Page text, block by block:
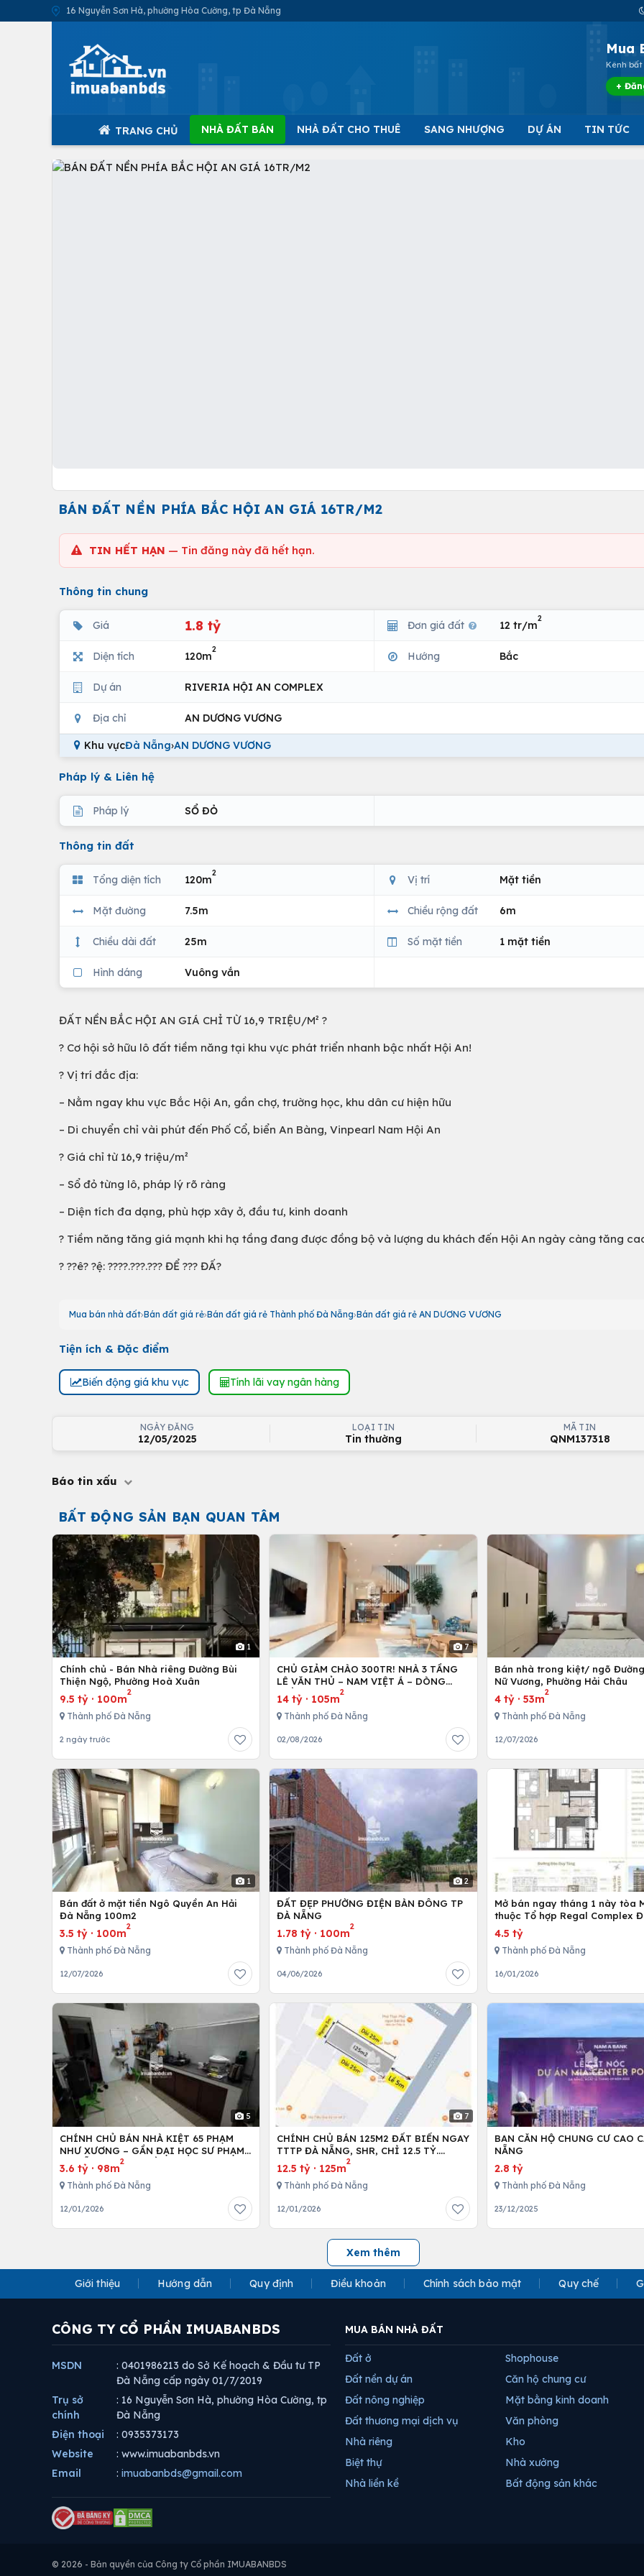
16 Nguyễn Sơn Hà, phường Hòa Cường, tp Đà Nẵng
Mua
Kênh
+
TRANG CHỦ NHÀ ĐẤT BÁN NHÀ ĐẤT CHO THUÊ SANG NHƯỢNG DỰ ÁN TIN TỨC
BÁN ĐẤT NỀN PHÍA BẮC HỘI AN GIÁ 16TR/M2
TIN HẾT HẠN — Tin đăng này đã hết hạn.
Thông tin chung
Giá 1.8 tỷ Đơn giá đất 12 tr/m
2
Diện tích 120m
2
Hướng Bắc
Dự án RIVERIA HỘI AN COMPLEX
Địa chỉ AN DƯƠNG VƯƠNG
Khu vựcĐà Nẵng›AN DƯƠNG VƯƠNG
Pháp lý & Liên hệ
Pháp lý SỔ ĐỎ
Thông tin đất
Tổng diện tích 120m
2
Vị trí Mặt tiền
Mặt đường 7.5m Chiều rộng đất 6m
Chiều dài đất 25m Số mặt tiền 1 mặt tiền
Hình dáng Vuông vắn
ĐẤT NỀN BẮC HỘI AN GIÁ CHỈ TỪ 16,9 TRIỆU/M² ?
? Cơ hội sở hữu lô đất tiềm năng tại khu vực phát triển nhanh bậc nhất Hội An!
? Vị trí đắc địa:
– Nằm ngay khu vực Bắc Hội An, gần chợ, trường học, khu dân cư hiện hữu
– Di chuyển chỉ vài phút đến Phố Cổ, biển An Bàng, Vinpearl Nam Hội An
? Giá chỉ từ 16,9 triệu/m²
– Sổ đỏ từng lô, pháp lý rõ ràng
– Diện tích đa dạng, phù hợp xây ở, đầu tư, kinh doanh
? Tiềm năng tăng giá mạnh khi hạ tầng đang được đồng bộ và lượng du khách đến Hội An ngày càng tăng
? ??ê? ?ệ: ????.???.??? ĐỂ ??? ĐẤ?
Mua bán nhà đất Bán đất giá rẻ Bán đất giá rẻ Thành phố Đà Nẵng Bán đất giá rẻ AN DƯƠNG VƯƠNG
Tiện ích & Đặc điểm
Biến động giá khu vực Tính lãi vay ngân hàng
NGÀY ĐĂNG
12/05/2025
LOẠI TIN
Tin thường
MÃ TIN
QNM137318
Báo tin xấu
BẤT ĐỘNG SẢN BẠN QUAN TÂM
1
Chính chủ - Bán Nhà riêng Đường Bùi
Thiện Ngộ, Phường Hoà Xuân
9.5 tỷ · 100m
2
Thành phố Đà Nẵng
2 ngày trước
7
CHỦ GIẢM CHÀO 300TR! NHÀ 3 TẦNG
LÊ VĂN THỦ – NAM VIỆT Á – DÒNG
TIỀN 40TR/THÁNG!
14 tỷ · 105m
2
Thành phố Đà Nẵng
02/08/2026
Bán nhà trong kiệt/ ngõ
Nữ Vương, Phường Hải Châu
4 tỷ· 53m
2
Thành phố Đà Nẵng
12/07/2026
1
Bán đất ở mặt tiền Ngô Quyền An Hải
Đà Nẵng 100m2
3.5 tỷ · 100m
2
Thành phố Đà Nẵng
12/07/2026
2
ĐẤT ĐẸP PHƯỜNG ĐIỆN BÀN ĐÔNG TP
ĐÀ NẴNG
1.78 tỷ · 100m
2
Thành phố Đà Nẵng
04/06/2026
Mở bán ngay tháng 1 này tòa
thuộc Tổ hợp Regal Complex
4.5 tỷ
Thành phố Đà Nẵng
16/01/2026
5
CHÍNH CHỦ BÁN NHÀ KIỆT 65 PHẠM
NHƯ XƯƠNG – GẦN ĐẠI HỌC SƯ PHẠM
ĐÀ NẴNG – MẶT TIỀN RỘNG 6M
3.6 tỷ · 98m
2
Thành phố Đà Nẵng
12/01/2026
7
CHÍNH CHỦ BÁN 125M2 ĐẤT BIỂN NGAY
TTTP ĐÀ NẴNG, SHR, CHỈ 12.5 TỶ.
LH:0779089999.
12.5 tỷ · 125m
2
Thành phố Đà Nẵng
12/01/2026
BAN CĂN HỘ CHUNG CƯ CAO
NẴNG
2.8 tỷ
Thành phố Đà Nẵng
23/12/2025
Xem thêm
Giới thiệu Hướng dẫn Quy định Điều khoản Chính sách bảo mật Quy chế
CÔNG TY CỔ PHẦN IMUABANBDS
MSDN
: 0401986213 do Sở Kế hoạch & Đầu tư TP
Đà Nẵng cấp ngày 01/7/2019
Trụ sở
chính
: 16 Nguyễn Sơn Hà, phường Hòa Cường, tp
Đà Nẵng
Điện thoại
: 0935373173
Website
: www.imuabanbds.vn
Email
: imuabanbds@gmail.com
MUA BÁN NHÀ ĐẤT
Đất ở
Đất nền dự án
Đất nông nghiệp
Đất thương mại dịch vụ
Nhà riêng
Biệt thự
Nhà liền kề
Shophouse
Căn hộ chung cư
Mặt bằng kinh doanh
Văn phòng
Kho
Nhà xưởng
Bất động sản khác
© 2026 - Bản quyền của Công ty Cổ phần IMUABANBDS